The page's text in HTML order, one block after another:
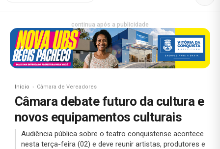
continua após a publicidade
Início Câmara de Vereadores
Câmara debate futuro da cultura e
novos equipamentos culturais
Audiência pública sobre o teatro conquistense acontece
nesta terça-feira (02) e deve reunir artistas, produtores e